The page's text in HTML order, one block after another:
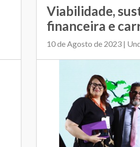
Viabilidade,
financeira e
10 de Agosto de 2023 |